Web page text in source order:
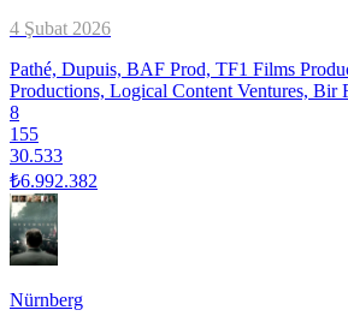
4 Şubat 2026
Pathé, Dupuis, BAF Prod, TF1 Films
Productions, Logical Content Ventures, Bir
8
155
30.533
₺6.992.382
Nürnberg